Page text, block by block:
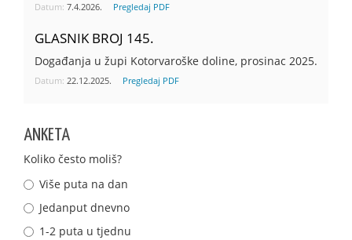
Datum: 7.4.2026. Pregledaj PDF
GLASNIK BROJ 145.
Događanja u župi Kotorvaroške doline, prosinac 2025.
Datum: 22.12.2025. Pregledaj PDF
ANKETA
Koliko često moliš?
Više puta na dan
Jedanput dnevno
1-2 puta u tjednu